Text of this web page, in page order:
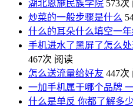
湖北恩施民族学院 573次
炒菜的一般步骤是什么
什么的耳朵什么填空一年
手机进水了黑屏了怎么
467次 阅读
怎么送流量给好友 447次
一加手机属于哪个品牌
什么是单反 你都了解多少